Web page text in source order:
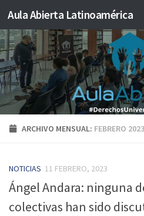
Saltar al contenido
Aula Abierta Latinoamérica
ARCHIVO MENSUAL: FEBRERO 2023
NOTICIAS 11 FEBRERO, 2023
Ángel Andara: ninguna
colectivas han sido